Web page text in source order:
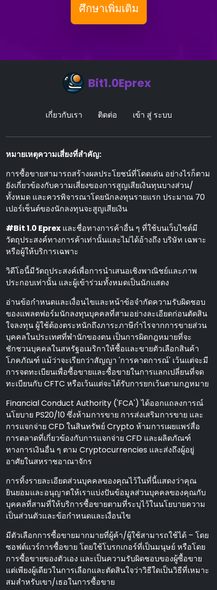
ศึกษาเพิ่มเติม
Bit1.0Eprex
เกี่ยวกับเรา ติดต่อ เข้า สู่ ระบบ
หมายเหตุความเสี่ยงที่สําคัญ:
การซื้อขายสามารถสร้างผลประโยชน์ที่โดดเด่น อย่างไรก็ตาม
ยังเกี่ยวข้องกับความเสี่ยงของการสูญเสียเงินทุนบางส่วน/
ทั้งหมด และควรพิจารณาโดยนักลงทุนรายแรก ประมาณ 70
เปอร์เซ็นต์ของนักลงทุนจะสูญเสียเงิน
#Bit 1.0 Eprex และชื่อทางการค้าอื่น ๆ ที่ใช้บนเว็บไซต์มี
วัตถุประสงค์ทางการค้าเท่านั้นและไม่ได้อ้างถึง บริษัท เฉพาะ
หรือผู้ให้บริการเฉพาะ
วิดีโอนี้มีวัตถุประสงค์เพื่อการนําเสนอเชิงพาณิชย์และภาพ
ประกอบเท่านั้น และผู้เข้าร่วมทั้งหมดเป็นนักแสดง
อ่านข้อกําหนดและเงื่อนไขและหน้าข้อจํากัดความรับผิดชอบ
ของแพลตฟอร์มนักลงทุนบุคคลที่สามอย่างละเอียดก่อนตัดสิน
ใจลงทุน ผู้ใช้ต้องตระหนักถึงภาระภาษีกําไรจากการขายส่วน
บุคคลในประเทศที่พํานักของตน เป็นการผิดกฎหมายที่จะ
ชักชวนบุคคลในสหรัฐอเมริกาให้ซื้อและขายตัวเลือกสินค้า
โภคภัณฑ์ แม้ว่าจะเรียกว่าสัญญา 'การคาดการณ์' เว้นแต่จะมี
การจดทะเบียนเพื่อซื้อขายและซื้อขายในการแลกเปลี่ยนที่จด
ทะเบียนกับ CFTC หรือเว้นแต่จะได้รับการยกเว้นตามกฎหมาย
Financial Conduct Authority ('FCA') ได้ออกแถลงการณ์
นโยบาย PS20/10 ซึ่งห้ามการขาย การส่งเสริมการขาย และ
การแจกจ่าย CFD ในสินทรัพย์ Crypto ห้ามการเผยแพร่สื่อ
การตลาดที่เกี่ยวข้องกับการแจกจ่าย CFD และผลิตภัณฑ์
ทางการเงินอื่น ๆ ตาม Cryptocurrencies และส่งถึงผู้อยู่
อาศัยในสหราชอาณาจักร
การทิ้งรายละเอียดส่วนบุคคลของคุณไว้ในที่นี้แสดงว่าคุณ
ยินยอมและอนุญาตให้เราแบ่งปันข้อมูลส่วนบุคคลของคุณกับ
บุคคลที่สามที่ให้บริการซื้อขายตามที่ระบุไว้ในนโยบายความ
เป็นส่วนตัวและข้อกําหนดและเงื่อนไข
มีตัวเลือกการซื้อขายมากมายที่ผู้ค้า/ผู้ใช้สามารถใช้ได้ – โดย
ซอฟต์แวร์การซื้อขาย โดยใช้โบรกเกอร์ที่เป็นมนุษย์ หรือโดย
การซื้อขายของตัวเอง และเป็นความรับผิดชอบของผู้ซื้อขาย
แต่เพียงผู้เดียวในการเลือกและตัดสินใจว่าวิธีใดเป็นวิธีที่เหมาะ
สมสําหรับเขา/เธอในการซื้อขาย